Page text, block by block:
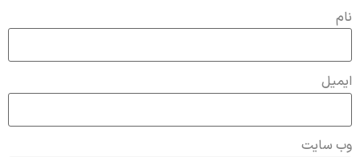
نام
ایمیل
وب‌ سایت